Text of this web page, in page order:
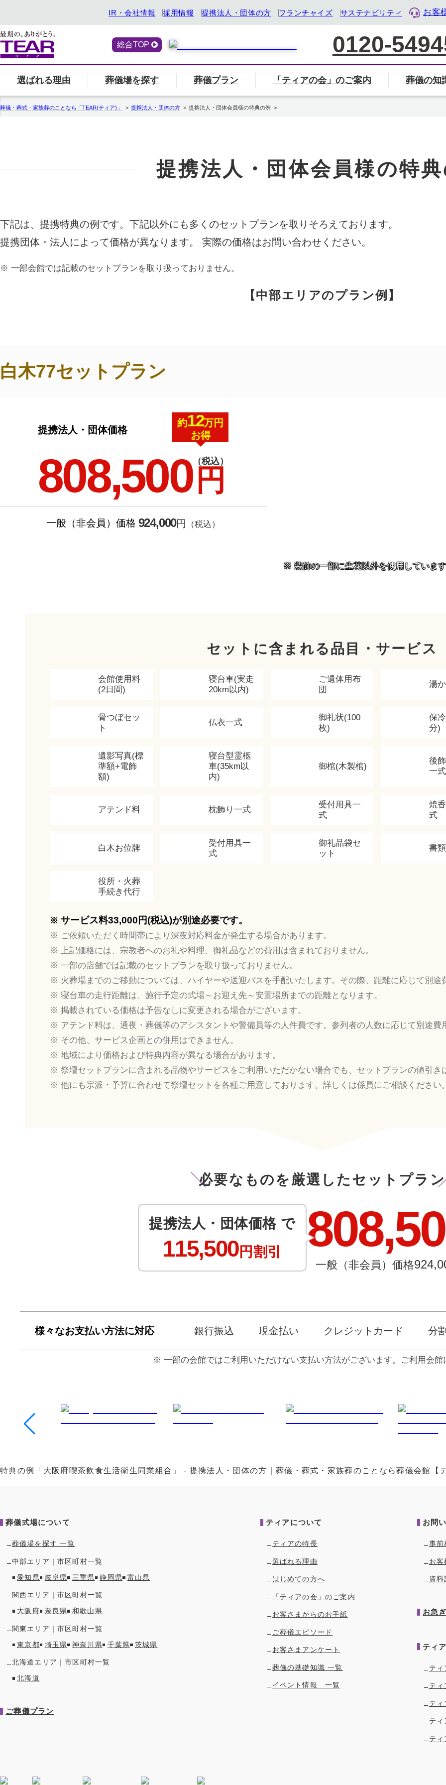
IR・会社情報 採用情報 提携法人・団体の方 フランチャイズ サステナビリティ お客
総合TOP 0120-
選ばれる理由
選ばれる理由一覧へ
エンバーミング
ご利用されたお客様の声
葬儀場を探す
エリア別の葬儀場一覧から探す
検索
葬儀プラン 「ティアの会」のご案内
「ティアの会」のご案内「ティアの会」のご案内ページへ
葬儀の知
喪主・ご遺族の方 家族葬について
終活サービス『トータル・ライフ・デザイン企業』として「終活」をサポート
葬儀・葬式・家族葬のことなら「TEAR(ティア)」 提携法人・団体の方 提携法人・団体会員様の特典の例
提携法人・団体会員様の特
下記は、提携特典の例です。下記以外にも多くのセットプランを取りそろえております。
提携団体・法人によって価格が異なります。 実際の価格はお問い合わせください。
一部会館では記載のセットプランを取り扱っておりません。
【中部エリアのプラン例】
白木77セットプラン
提携法人・団体価格
808,500 円
（税込）
約12万円
お得
一般（非会員）価格 924,000円 （税込）
装飾の一部に生花以外を使用していま
セットに含まれる品目・サービス
会館使用料
(2日間)
寝台車(実走
20km以内)
ご遺体用布
団
湯
骨つぼセッ
ト
仏衣一式
御礼状(100
枚)
保
分)
遺影写真(標
準額+電飾
額)
寝台型霊柩
車(35km以
内)
御棺(木製棺)
後
一
アテンド料 枕飾り一式
受付用具一
式
焼
式
白木お位牌
受付用具一
式
御礼品袋セ
ット
書
役所・火葬
手続き代行
サービス料33,000円(税込)が別途必要です。
ご依頼いただく時間帯により深夜対応料金が発生する場合があります。
上記価格には、宗教者へのお礼や料理、御礼品などの費用は含まれておりません。
一部の店舗では記載のセットプランを取り扱っておりません。
火葬場までのご移動については、ハイヤーや送迎バスを手配いたします。その際、距離に応じて別途
寝台車の走行距離は、施行予定の式場～お迎え先～安置場所までの距離となります。
掲載されている価格は予告なしに変更される場合がございます。
アテンド料は、通夜・葬儀等のアシスタントや警備員等の人件費です。参列者の人数に応じて別途
その他、サービス企画との併用はできません。
地域により価格および特典内容が異なる場合があります。
祭壇セットプランに含まれる品物やサービスをご利用いただかない場合でも、セットプランの値引き
他にも宗派・予算に合わせて祭壇セットを各種ご用意しております。詳しくは係員にご相談ください
必要なものを厳選したセットプラン
提携法人・団体価格 で
115,500円割引
一般（非会員）価格
様々なお支払い方法に対応 銀行振込 現金払い クレジットカード 分
⼀部の会館ではご利⽤いただけない⽀払い⽅法がございます。ご利⽤会
特典の例「大阪府喫茶飲食生活衛生同業組合」 - 提携法人・団体の方｜葬儀・葬式・家族葬のことなら葬儀会館【
葬儀式場について
葬儀場を探す 一覧
中部エリア｜市区町村一覧
愛知県
岐阜県 三重県 静岡県 富山県
関西エリア｜市区町村一覧
大阪府
奈良県 和歌山県
関東エリア｜市区町村一覧
東京都
埼玉県 神奈川県 千葉県 茨城県
北海道エリア｜市区町村一覧
北海道
ご葬儀プラン
ティアについて
ティアの特長
選ばれる理由
はじめての方へ
「ティアの会」のご案内
お客さまからのお手紙
ご葬儀エピソード
お客さまアンケート
葬儀の基礎知識 一覧
イベント情報 一覧
お問
事前
お
資料
お急
ティ
テ
テ
テ
テ
テ